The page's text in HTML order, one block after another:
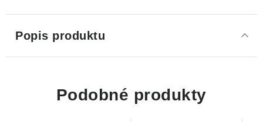
Popis produktu
Podobné produkty